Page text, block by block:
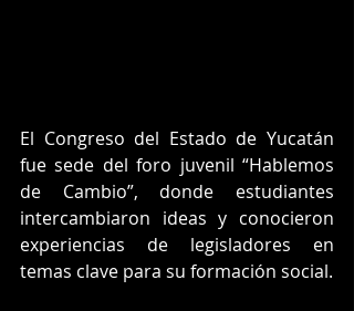
El Congreso del Estado de Yucatán
fue sede del foro juvenil “Hablemos
de Cambio”, donde estudiantes
intercambiaron ideas y conocieron
experiencias de legisladores en
temas clave para su formación social.